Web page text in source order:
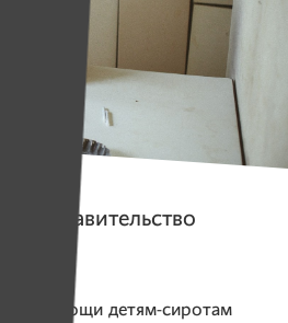
. Как правительство
помощи детям-сиротам